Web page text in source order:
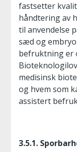
fastsetter
håndtering av
til anvendelse
sæd og
befruktning er
medisinsk
og hvem som
assistert
3.5.1.